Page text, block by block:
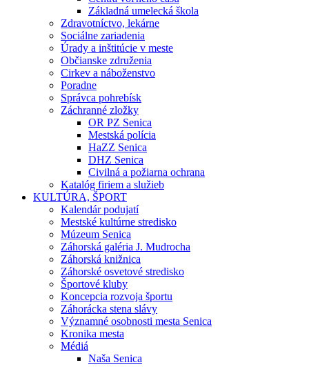
Základná umelecká škola
Zdravotníctvo, lekárne
Sociálne zariadenia
Úrady a inštitúcie v meste
Občianske združenia
Cirkev a náboženstvo
Poradne
Správca pohrebísk
Záchranné zložky
OR PZ Senica
Mestská polícia
HaZZ Senica
DHZ Senica
Civilná a požiarna ochrana
Katalóg firiem a služieb
KULTÚRA, ŠPORT
Kalendár podujatí
Mestské kultúrne stredisko
Múzeum Senica
Záhorská galéria J. Mudrocha
Záhorská knižnica
Záhorské osvetové stredisko
Športové kluby
Koncepcia rozvoja športu
Záhorácka stena slávy
Významné osobnosti mesta Senica
Kronika mesta
Médiá
Naša Senica